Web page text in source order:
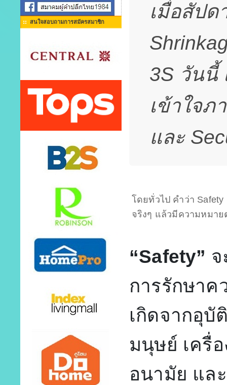
สนใจสอบถามการสมัครสมาชิก
เมื่อสัปด
3S วันนี้
เข้าใจภ
และ
โดยทั่วไป คำว่า
จริงๆ แล้วมีความหมาย
“Safety”
การรักษา
เกิดจากอุบั
มนุษย์ เครื่
อนามัย แล